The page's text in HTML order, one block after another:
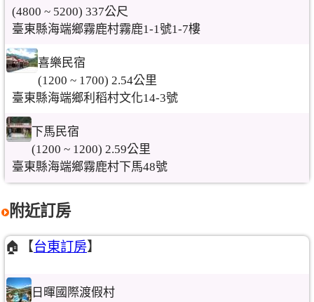
(4800 ~ 5200) 337公尺
臺東縣海端鄉霧鹿村霧鹿1-1號1-7樓
喜樂民宿
(1200 ~ 1700) 2.54公里
臺東縣海端鄉利稻村文化14-3號
下馬民宿
(1200 ~ 1200) 2.59公里
臺東縣海端鄉霧鹿村下馬48號
附近訂房
🏠【台東訂房】
日暉國際渡假村